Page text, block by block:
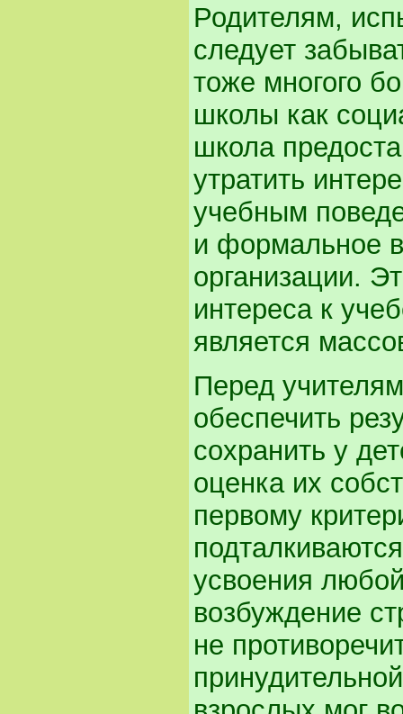
Родителям,
следует
тоже многого
школы как
школа
утратить
учебным
и формальное
организации.
интереса к
является
Перед
обеспечить
сохранить у
оценка их
первому
усвоения
возбуждение
не